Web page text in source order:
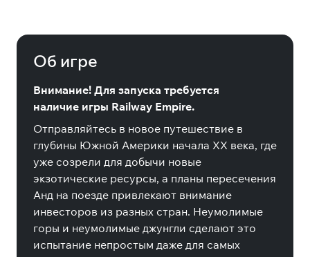
Об игре
Внимание! Для запуска требуется
наличие игры Railway Empire.
Отправляйтесь в новое путешествие в
глубины Южной Америки начала XX века, где
уже созрели для добычи новые
экзотические ресурсы, а планы пересечения
Анд на поезде привлекают внимание
инвесторов из разных стран. Неумолимые
горы и неумолимые джунгли сделают это
испытание непростым даже для самых